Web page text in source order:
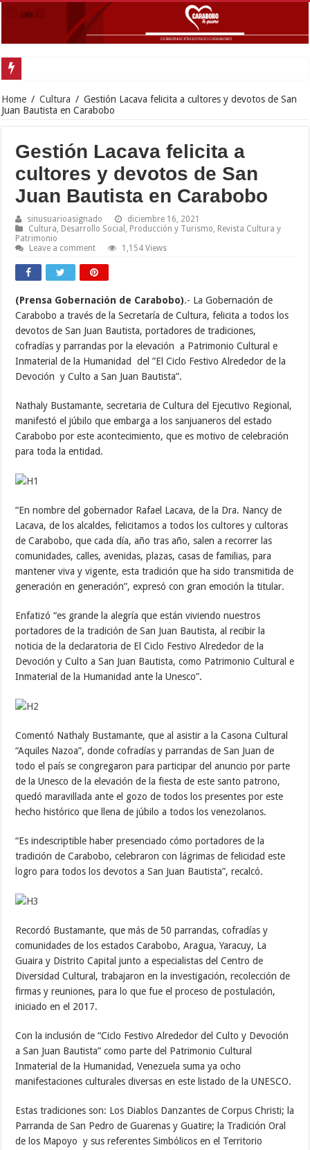
Home / Cultura / Gestión Lacava felicita a cultores y devotos de San
Juan Bautista en Carabobo
Gestión Lacava felicita a
cultores y devotos de San
Juan Bautista en Carabobo
sinusuarioasignado
diciembre 16, 2021
Cultura Desarrollo Social Producción y Turismo Revista Cultura y
Patrimonio
Leave a comment
1,154 Views
(Prensa Gobernación de Carabobo).- La Gobernación de
Carabobo a través de la Secretaría de Cultura, felicita a todos los
devotos de San Juan Bautista, portadores de tradiciones,
cofradías y parrandas por la elevación a Patrimonio Cultural e
Inmaterial de la Humanidad del ”El Ciclo Festivo Alrededor de la
Devoción y Culto a San Juan Bautista”.
Nathaly Bustamante, secretaria de Cultura del Ejecutivo Regional,
manifestó el júbilo que embarga a los sanjuaneros del estado
Carabobo por este acontecimiento, que es motivo de celebración
para toda la entidad.
“En nombre del gobernador Rafael Lacava, de la Dra. Nancy de
Lacava, de los alcaldes, felicitamos a todos los cultores y cultoras
de Carabobo, que cada día, año tras año, salen a recorrer las
comunidades, calles, avenidas, plazas, casas de familias, para
mantener viva y vigente, esta tradición que ha sido transmitida de
generación en generación”, expresó con gran emoción la titular.
Enfatizó “es grande la alegría que están viviendo nuestros
portadores de la tradición de San Juan Bautista, al recibir la
noticia de la declaratoria de El Ciclo Festivo Alrededor de la
Devoción y Culto a San Juan Bautista, como Patrimonio Cultural e
Inmaterial de la Humanidad ante la Unesco”.
Comentó Nathaly Bustamante, que al asistir a la Casona Cultural
“Aquiles Nazoa”, donde cofradías y parrandas de San Juan de
todo el país se congregaron para participar del anuncio por parte
de la Unesco de la elevación de la fiesta de este santo patrono,
quedó maravillada ante el gozo de todos los presentes por este
hecho histórico que llena de júbilo a todos los venezolanos.
“Es indescriptible haber presenciado cómo portadores de la
tradición de Carabobo, celebraron con lágrimas de felicidad este
logro para todos los devotos a San Juan Bautista”, recalcó.
Recordó Bustamante, que más de 50 parrandas, cofradías y
comunidades de los estados Carabobo, Aragua, Yaracuy, La
Guaira y Distrito Capital junto a especialistas del Centro de
Diversidad Cultural, trabajaron en la investigación, recolección de
firmas y reuniones, para lo que fue el proceso de postulación,
iniciado en el 2017.
Con la inclusión de “Ciclo Festivo Alrededor del Culto y Devoción
a San Juan Bautista” como parte del Patrimonio Cultural
Inmaterial de la Humanidad, Venezuela suma ya ocho
manifestaciones culturales diversas en este listado de la UNESCO.
Estas tradiciones son: Los Diablos Danzantes de Corpus Christi; la
Parranda de San Pedro de Guarenas y Guatire; la Tradición Oral
de los Mapoyo y sus referentes Simbólicos en el Territorio